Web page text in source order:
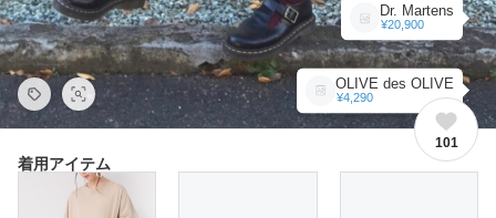
OLIVE des OLIVE
¥4,290
Dr. Martens
¥20,900
101
着用アイテム